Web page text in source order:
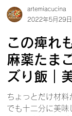
artemiacucina
2022年5月29日
この痺れ
麻薬たま
ズり飯｜
まごの”
法玉子
ちょっとだけ材料
でも十二分に美味